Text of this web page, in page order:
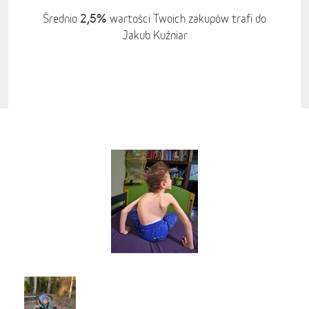
Średnio 2,5% wartości Twoich zakupów trafi do
Jakub Kuźniar